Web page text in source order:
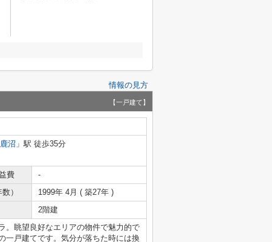
情報の見方
【一戸建て】
沼 」駅 徒歩35分
費
-
）
1999年 4月 ( 築27年 )
2階建
。眺望良好なエリアの物件で魅力的で
一戸建てです。気分が落ちた時には換